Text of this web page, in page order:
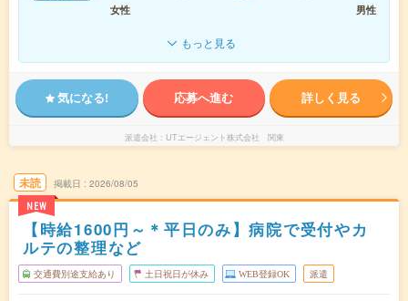
女性
男性
もっと見る
気になる! 応募へ進む 詳しく見る
派遣会社 UTエージェント株式会社 関東
未読
NEW
掲載日 2026/08/05
【時給1600円～＊平日のみ】病院で受付やカ
ルテの整理など
交通費別途支給あり 土日祝日が休み WEB登録OK 派遣